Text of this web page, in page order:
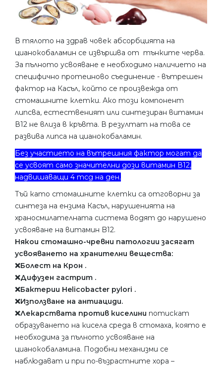
В тялото на здрав човек абсорбцията на
цианокобаламин се извършва от тънките черва.
За пълното усвояване е необходимо наличието на
специфично протеиново съединение - вътрешен
фактор на Касъл, който се произвежда от
стомашните клетки. Ако този компонент
липсва, естественият или синтезиран витамин
В12 не влиза в кръвта. В резултат на това се
развива липса на цианокобаламин.
Без участието на вътрешния фактор могат да
се усвоят само значителни дози витамин В12,
надвишаващи 4 mcg на ден.
Тъй като стомашните клетки са отговорни за
синтеза на ензима Касъл, нарушенията на
храносмилателната система водят до нарушено
усвояване на витамин B12.
Някои стомашно-чревни патологии засягат
усвояването на хранителни вещества:
❌Болест на Крон .
❌Дифузен гастрит .
❌Бактерии Helicobacter pylori .
❌Използване на антиациди.
❌Лекарствата против киселини потискат
образуването на кисела среда в стомаха, която е
необходима за пълното усвояване на
цианокобаламина. Подобни механизми се
наблюдават и при по-възрастните хора –